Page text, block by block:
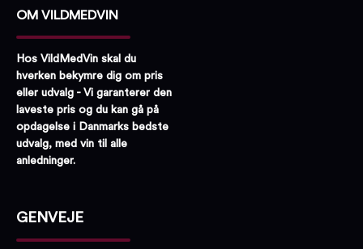
OM VILDMEDVIN
Hos VildMedVin skal du
hverken bekymre dig om pris
eller udvalg - Vi garanterer den
laveste pris og du kan gå på
opdagelse i Danmarks bedste
udvalg, med vin til alle
anledninger.
GENVEJE